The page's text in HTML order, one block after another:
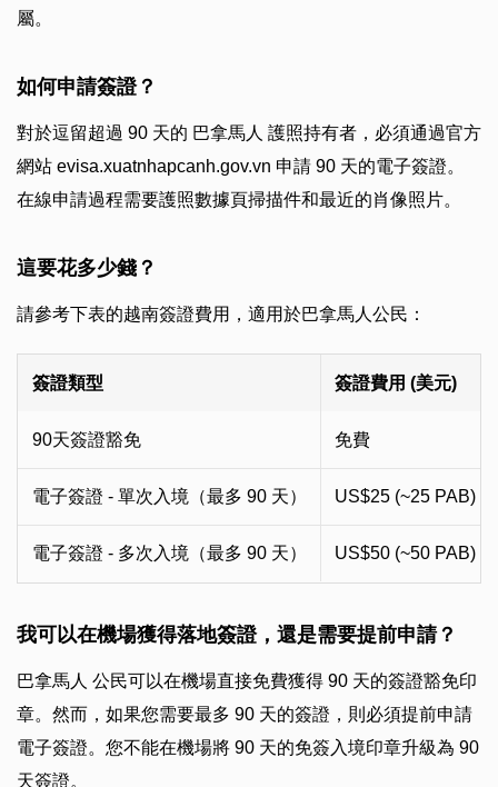
屬。
如何申請簽證？
對於逗留超過 90 天的 巴拿馬人 護照持有者，必須通過官方
網站 evisa.xuatnhapcanh.gov.vn 申請 90 天的電子簽證。
在線申請過程需要護照數據頁掃描件和最近的肖像照片。
這要花多少錢？
請參考下表的越南簽證費用，適用於巴拿馬人公民：
簽證類型 簽證費用 (美元)
90天簽證豁免 免費
電子簽證 - 單次入境（最多 90 天） US$25 (~25 PAB)
電子簽證 - 多次入境（最多 90 天） US$50 (~50 PAB)
我可以在機場獲得落地簽證，還是需要提前申請？
巴拿馬人 公民可以在機場直接免費獲得 90 天的簽證豁免印
章。然而，如果您需要最多 90 天的簽證，則必須提前申請
電子簽證。您不能在機場將 90 天的免簽入境印章升級為 90
天簽證。